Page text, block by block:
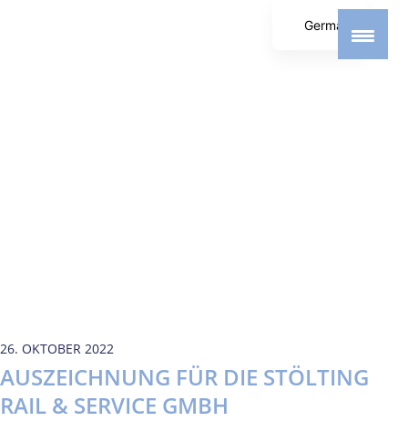
26. OKTOBER 2022
AUSZEICHNUNG FÜR DIE STÖLTING
RAIL & SERVICE GMBH
German